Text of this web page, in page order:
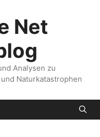
Net
Analysen zu
Naturkatastrophen